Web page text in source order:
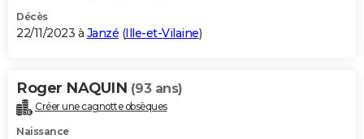
Décès
22/11/2023 à Janzé (Ille-et-Vilaine)
Roger NAQUIN (93 ans)
Créer une cagnotte obsèques
Naissance